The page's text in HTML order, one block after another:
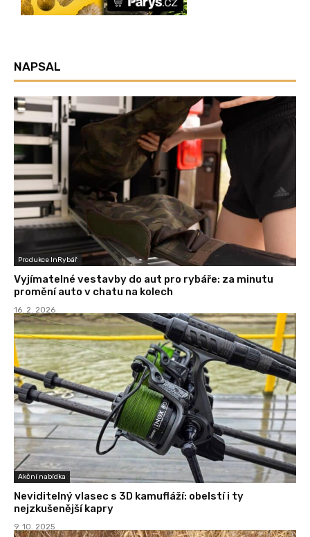
NAPSAL
Produkce InRybář
Vyjímatelné vestavby do aut pro rybáře: za minutu
promění auto v chatu na kolech
16. 2. 2026
Akční nabídka
Neviditelný vlasec s 3D kamufláží: obelstí i ty
nejzkušenější kapry
9. 10. 2025